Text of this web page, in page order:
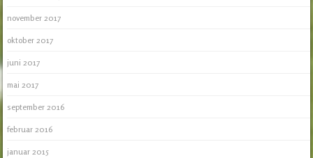
november 2017
oktober 2017
juni 2017
mai 2017
september 2016
februar 2016
januar 2015